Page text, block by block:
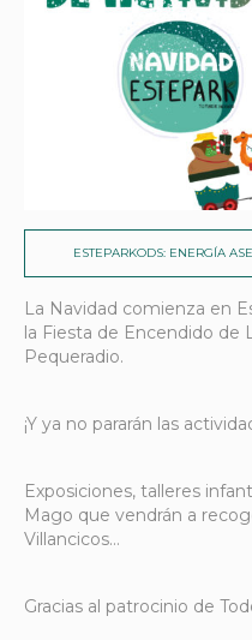
ESTEPARKODS: ENERGÍA
La Navidad comienza en
la Fiesta de Encendido de
Pequeradio.
¡Y ya no pararán las
Exposiciones, talleres
Mago que vendrán a
Villancicos…
Gracias al patrocinio de